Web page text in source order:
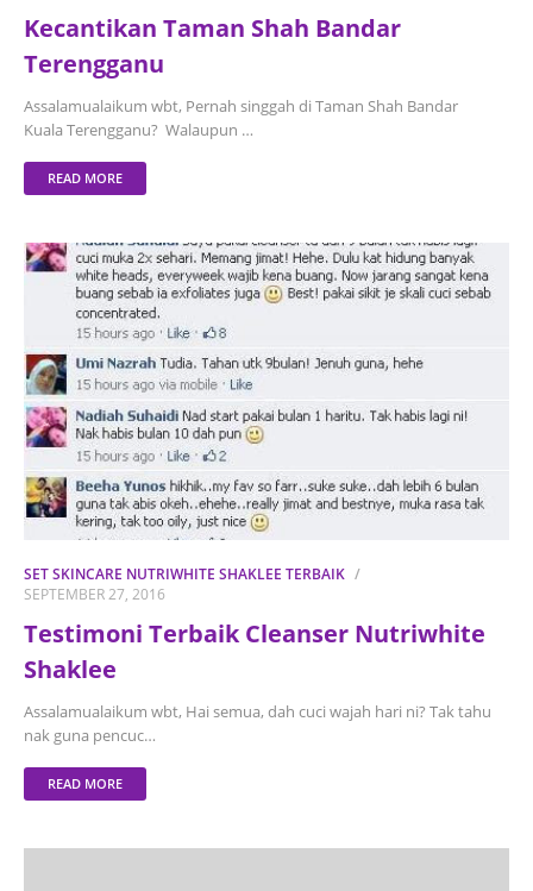
Kecantikan Taman Shah Bandar
Terengganu
Assalamualaikum wbt, Pernah singgah di Taman Shah Bandar
Kuala Terengganu? Walaupun …
READ MORE
SET SKINCARE NUTRIWHITE SHAKLEE TERBAIK
SEPTEMBER 27, 2016
Testimoni Terbaik Cleanser Nutriwhite
Shaklee
Assalamualaikum wbt, Hai semua, dah cuci wajah hari ni? Tak tahu
nak guna pencuc…
READ MORE